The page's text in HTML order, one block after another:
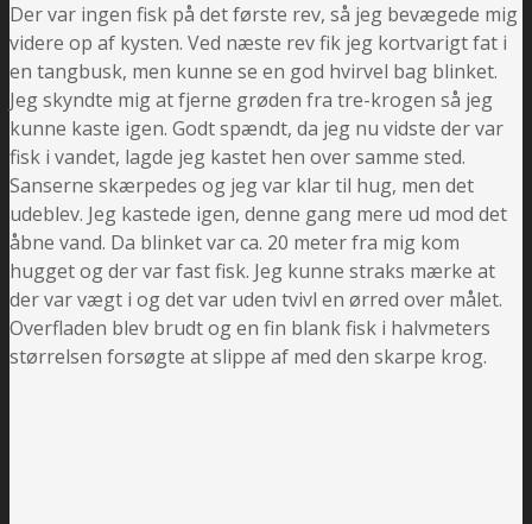
Der var ingen fisk på det første rev, så jeg bevægede mig
videre op af kysten. Ved næste rev fik jeg kortvarigt fat i
en tangbusk, men kunne se en god hvirvel bag blinket.
Jeg skyndte mig at fjerne grøden fra tre-krogen så jeg
kunne kaste igen. Godt spændt, da jeg nu vidste der var
fisk i vandet, lagde jeg kastet hen over samme sted.
Sanserne skærpedes og jeg var klar til hug, men det
udeblev. Jeg kastede igen, denne gang mere ud mod det
åbne vand. Da blinket var ca. 20 meter fra mig kom
hugget og der var fast fisk. Jeg kunne straks mærke at
der var vægt i og det var uden tvivl en ørred over målet.
Overfladen blev brudt og en fin blank fisk i halvmeters
størrelsen forsøgte at slippe af med den skarpe krog.